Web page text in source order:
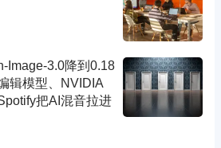
Image-3.0降到0.18
辑模型、NVIDIA
把AI混音拉进